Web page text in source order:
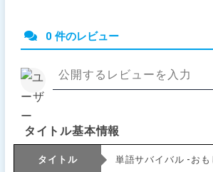
0 件のレビュー
タイトル基本情報
タイトル 単語サバイバル -お